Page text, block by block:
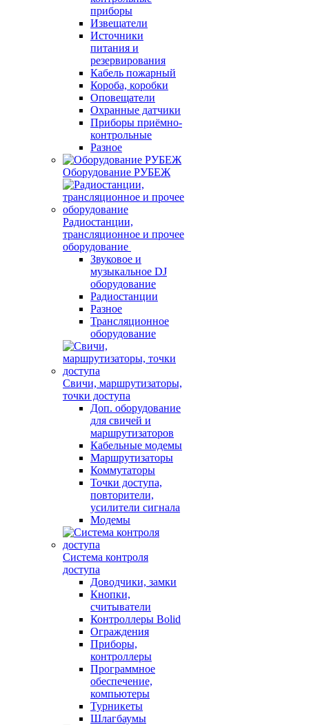
приборы
Извещатели
Источники
питания и
резервирования
Кабель пожарный
Короба, коробки
Оповещатели
Охранные датчики
Приборы приёмно-
контрольные
Разное
Оборудование РУБЕЖ
Радиостанции,
трансляционное и прочее
оборудование
Звуковое и
музыкальное DJ
оборудование
Радиостанции
Разное
Трансляционное
оборудование
Свичи, маршрутизаторы,
точки доступа
Доп. оборудование
для свичей и
маршрутизаторов
Кабельные модемы
Маршрутизаторы
Коммутаторы
Точки доступа,
повторители,
усилители сигнала
Модемы
Система контроля
доступа
Доводчики, замки
Кнопки,
считыватели
Контроллеры Bolid
Ограждения
Приборы,
контроллеры
Программное
обеспечение,
компьютеры
Турникеты
Шлагбаумы